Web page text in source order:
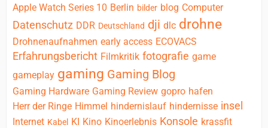
Apple Watch Series 10 Berlin bilder blog Computer
Datenschutz DDR Deutschland dji dlc drohne
Drohnenaufnahmen early access ECOVACS
Erfahrungsbericht Filmkritik fotografie game
gameplay gaming Gaming Blog
Gaming Hardware Gaming Review gopro hafen
Herr der Ringe Himmel hindernislauf hindernisse insel
Internet Kabel KI Kino Kinoerlebnis Konsole krassfit